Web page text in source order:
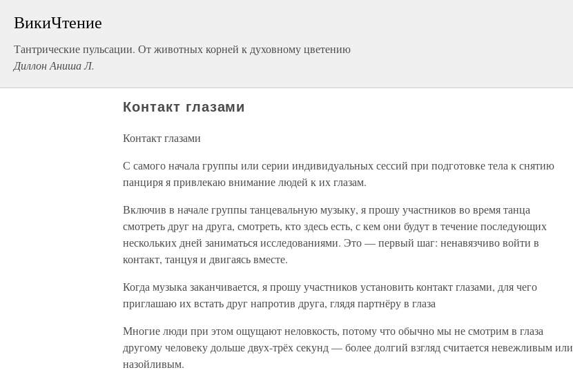
ВикиЧтение
Тантрические пульсации. От животных корней к духовному цветению
Диллон Аниша Л.
Контакт глазами
Контакт глазами
С самого начала группы или серии индивидуальных сессий при подготовке тела к снятию
панциря я привлекаю внимание людей к их глазам.
Включив в начале группы танцевальную музыку, я прошу участников во время танца
смотреть друг на друга, смотреть, кто здесь есть, с кем они будут в течение последующих
нескольких дней заниматься исследованиями. Это — первый шаг: ненавязчиво войти в
контакт, танцуя и двигаясь вместе.
Когда музыка заканчивается, я прошу участников установить контакт глазами, для чего
приглашаю их встать друг напротив друга, глядя партнёру в глаза
Многие люди при этом ощущают неловкость, потому что обычно мы не смотрим в глаза
другому человеку дольше двух-трёх секунд — более долгий взгляд считается невежливым или
назойливым.